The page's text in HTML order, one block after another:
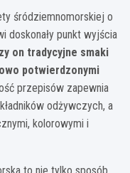
śródziemnomorskiej o
doskonały punkt wyjścia
on tradycyjne smaki
potwierdzonymi
przepisów zapewnia
odżywczych, a
kolorowymi i